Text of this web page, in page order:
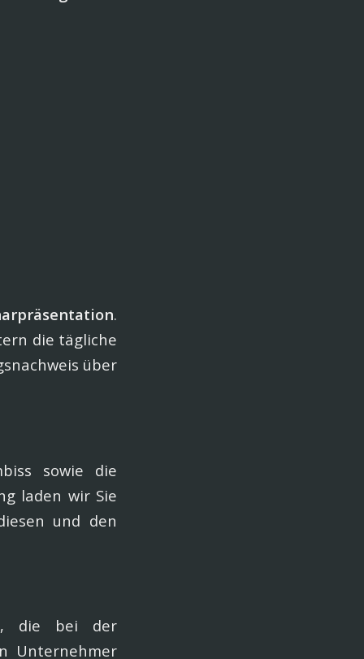
.
die tägliche
über
sowie die
laden wir Sie
und den
die bei der
Unternehmer